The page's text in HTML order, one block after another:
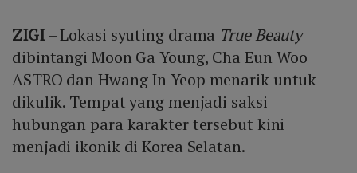
ZIGI– Lokasi syuting drama True Beauty
dibintangi Moon Ga Young, Cha Eun Woo
ASTRO dan Hwang In Yeop menarik untuk
dikulik. Tempat yang menjadi saksi
hubungan para karakter tersebut kini
menjadi ikonik di Korea Selatan.